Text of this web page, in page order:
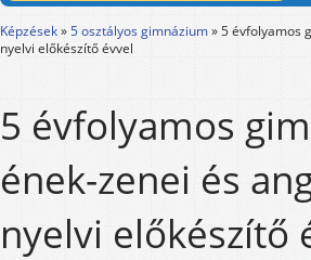
Képzések»5 osztályos gimnázium»5 évfolyamos
nyelvi előkészítő évvel
5 évfolyamos
ének-zenei és
nyelvi előkészítő